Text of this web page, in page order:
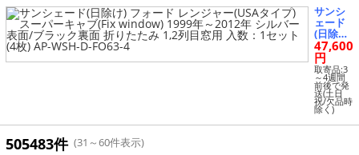
ブラッ
ク裏面
折りた
たみ 1,2
列目窓
用 入
数：1セ
ット(4
枚) AP-
WSH-D-
FO6302-
サンシ
ェード
(日除け)
フォー
ド レン
ジャー
(USAタ
イプ) ス
ーパー
キャブ
(Fix wi
47,600
円
取寄品:3
～4週間
前後で発
送(土日
祝/欠品時
除く)
505483件 (31～60件表示)